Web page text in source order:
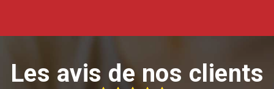
Les avis de nos clients